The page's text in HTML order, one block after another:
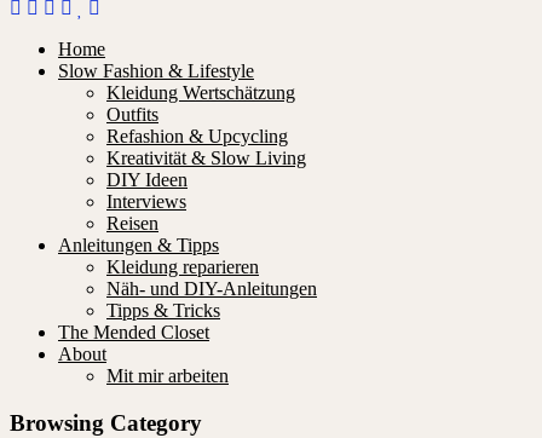
Home
Slow Fashion & Lifestyle
Kleidung Wertschätzung
Outfits
Refashion & Upcycling
Kreativität & Slow Living
DIY Ideen
Interviews
Reisen
Anleitungen & Tipps
Kleidung reparieren
Näh- und DIY-Anleitungen
Tipps & Tricks
The Mended Closet
About
Mit mir arbeiten
Browsing Category